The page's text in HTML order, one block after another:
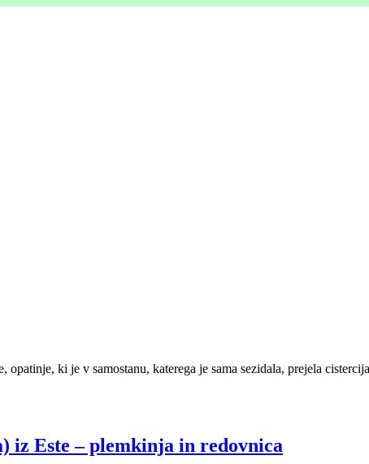
ki je v samostanu, katerega je sama sezidala, prejela
iz Este – plemkinja in redovnica